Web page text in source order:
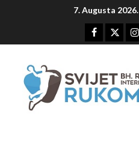
7. Augusta 2026.